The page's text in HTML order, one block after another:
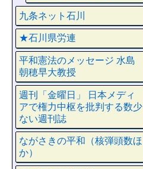
九条ネット石川
★石川県労連
平和憲法のメッセージ 水島
朝穂早大教授
週刊「金曜日」 日本メディ
アで権力中枢を批判する数少
ない週刊誌
ながさきの平和（核弾頭数ほ
か）